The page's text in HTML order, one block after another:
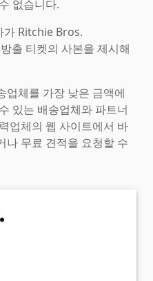
없습니다.
가 Ritchie Bros.
출 티켓의 사본을 제시해
업체를 가장 낮은 금액에
있는 배송업체와 파트너
업체의 웹 사이트에서 바
나 무료 견적을 요청할 수